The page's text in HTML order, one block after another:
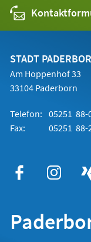
STADT
Am Hoppenhof 33
33104 Paderborn
Telefon: 05251 88-
Fax:
05251 88-